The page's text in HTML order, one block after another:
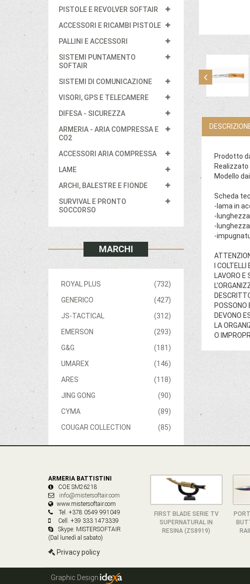
PISTOLE E REVOLVER SOFTAIR
ACCESSORI E RICAMBI PISTOLE
PALLINI E ACCESSORI
SISTEMI PUNTAMENTO
SOFTAIR
SISTEMI DI COMUNICAZIONE
VISORI, GPS E TELECAMERE
DIFESA - SICUREZZA
ARMERIA - ARIA COMPRESSA E
CO2
ACCESSORI ARIA COMPRESSA
LAME
ARCHI, BALESTRE E FIONDE
SURVIVAL E PRONTO
SOCCORSO
MARCHI
(732)
ROYAL PLUS
(427)
GENERICO
(312)
JS-TACTICAL
(293)
EMERSON
(181)
G&G
(146)
UMAREX
(118)
ARES
(90)
JING GONG
(89)
CYMA
(85)
COUGAR COLLECTION
Prodotto
Realizzato
Modello
Scheda
-lama in
-
-
-
I
LAVORO E
POSSONO
DEVONO
LA
O
ARMERIA BATTISTINI
COE SM26218
info@mistersoftair.com
www.mistersoftair.com
Tel. +378 0549 991049
Cell. +39 333 1473339
Skype: MISTERSOFTAIR
(Dal lunedì al sabato)
Privacy policy
FIRST BLADE SERIE TV
SUPERNATURAL IN
RESINA (ZS8919)
Graphic Design